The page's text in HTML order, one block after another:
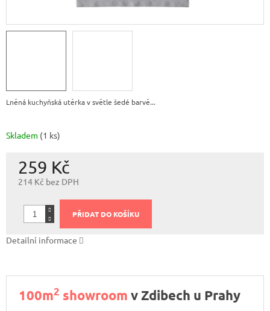
259 Kč
214 Kč bez DPH
cena:
Skladem (1 ks)
PŘIDAT DO KOŠÍKU
Lněná kuchyňská utěrka v světle šedé barvě...
Detailní informace
100m2 showroom v Zdibech u Prahy